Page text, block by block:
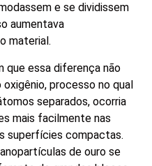
e se dividissem
aumentava
material.
que essa diferença não
processo no qual
separados, ocorria
mais facilmente nas
superfícies compactas.
de ouro se